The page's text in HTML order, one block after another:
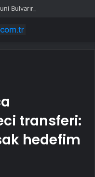
transferi:
hedefim